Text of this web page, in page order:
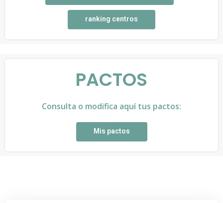
ranking centros
PACTOS
Consulta o modifica aquí tus pactos:
Mis pactos